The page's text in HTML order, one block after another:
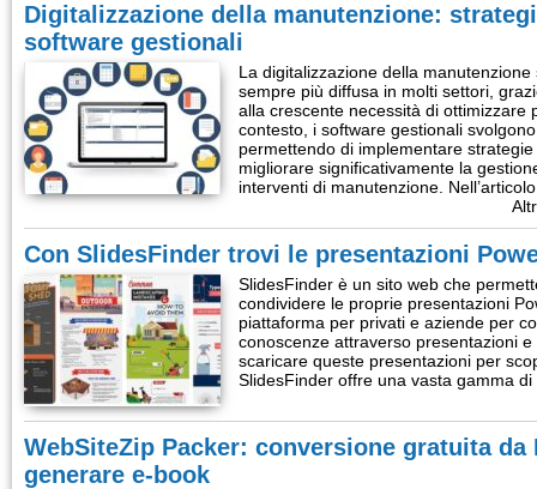
Digitalizzazione della manutenzione:
software gestionali
La digitalizzazione della
sempre più diffusa in molti settori,
alla crescente necessità di ottimizzare
contesto, i software gestionali
permettendo di implementare
migliorare significativamente la
interventi di manutenzione.
Con SlidesFinder trovi le presentazioni
SlidesFinder è un sito web che
condividere le proprie presentazioni
piattaforma per privati e aziende per
conoscenze attraverso presentazioni
scaricare queste presentazioni per
SlidesFinder offre una vasta gamma
WebSiteZip Packer: conversione gratuita da
generare e-book